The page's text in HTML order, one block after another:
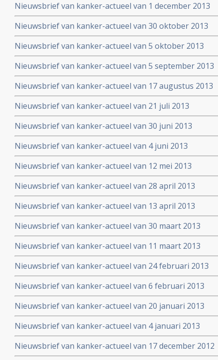
Nieuwsbrief van kanker-actueel van 1 december 2013
Nieuwsbrief van kanker-actueel van 30 oktober 2013
Nieuwsbrief van kanker-actueel van 5 oktober 2013
Nieuwsbrief van kanker-actueel van 5 september 2013
Nieuwsbrief van kanker-actueel van 17 augustus 2013
Nieuwsbrief van kanker-actueel van 21 juli 2013
Nieuwsbrief van kanker-actueel van 30 juni 2013
Nieuwsbrief van kanker-actueel van 4 juni 2013
Nieuwsbrief van kanker-actueel van 12 mei 2013
Nieuwsbrief van kanker-actueel van 28 april 2013
Nieuwsbrief van kanker-actueel van 13 april 2013
Nieuwsbrief van kanker-actueel van 30 maart 2013
Nieuwsbrief van kanker-actueel van 11 maart 2013
Nieuwsbrief van kanker-actueel van 24 februari 2013
Nieuwsbrief van kanker-actueel van 6 februari 2013
Nieuwsbrief van kanker-actueel van 20 januari 2013
Nieuwsbrief van kanker-actueel van 4 januari 2013
Nieuwsbrief van kanker-actueel van 17 december 2012